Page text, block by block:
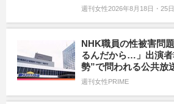
週刊女性2026年8月18日・25
NHK職員の性被害問
るんだから…」出演
勢”で問われる公共放
週刊女性PRIME